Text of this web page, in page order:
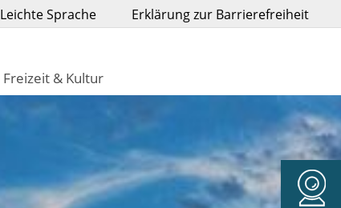
Leichte Sprache Erklärung zur Barrierefreiheit
Freizeit & Kultur